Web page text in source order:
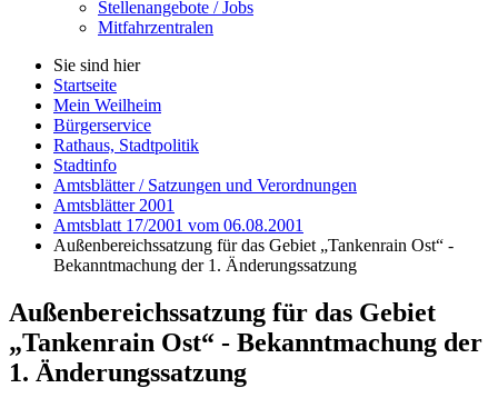
Stellenangebote / Jobs
Mitfahrzentralen
Sie sind hier
Startseite
Mein Weilheim
Bürgerservice
Rathaus, Stadtpolitik
Stadtinfo
Amtsblätter / Satzungen und Verordnungen
Amtsblätter 2001
Amtsblatt 17/2001 vom 06.08.2001
Außenbereichssatzung für das Gebiet „Tankenrain Ost“ -
Bekanntmachung der 1. Änderungssatzung
Außenbereichssatzung für das Gebiet
„Tankenrain Ost“ - Bekanntmachung der
1. Änderungssatzung